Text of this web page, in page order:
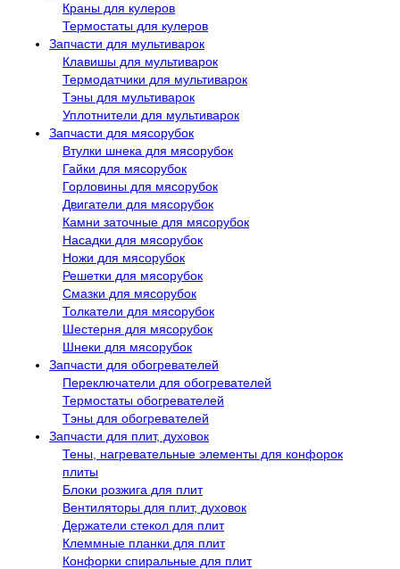
Краны для кулеров
Термостаты для кулеров
Запчасти для мультиварок
Клавишы для мультиварок
Термодатчики для мультиварок
Тэны для мультиварок
Уплотнители для мультиварок
Запчасти для мясорубок
Втулки шнека для мясорубок
Гайки для мясорубок
Горловины для мясорубок
Двигатели для мясорубок
Камни заточные для мясорубок
Насадки для мясорубок
Ножи для мясорубок
Решетки для мясорубок
Смазки для мясорубок
Толкатели для мясорубок
Шестерня для мясорубок
Шнеки для мясорубок
Запчасти для обогревателей
Переключатели для обогревателей
Термостаты обогревателей
Тэны для обогревателей
Запчасти для плит, духовок
Тены, нагревательные элементы для конфорок
плиты
Блоки розжига для плит
Вентиляторы для плит, духовок
Держатели стекол для плит
Клеммные планки для плит
Конфорки спиральные для плит